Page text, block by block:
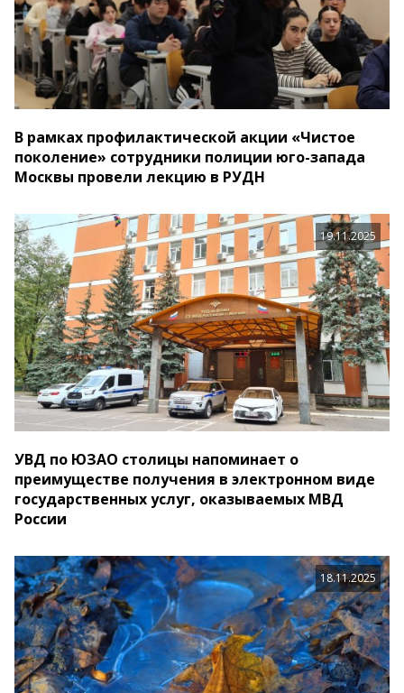
В рамках профилактической акции «Чистое
поколение» сотрудники полиции юго-запада
Москвы провели лекцию в РУДН
19.11.2025
УВД по ЮЗАО столицы напоминает о
преимуществе получения в электронном виде
государственных услуг, оказываемых МВД
России
18.11.2025